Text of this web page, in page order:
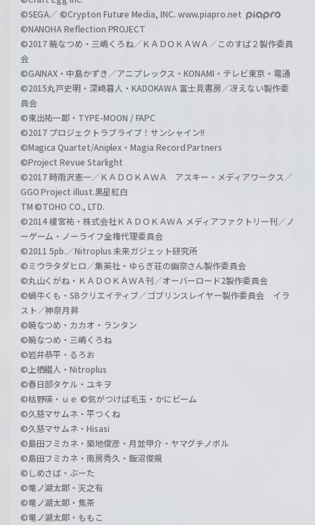
©SEGA／ ©Crypton Future Media, INC. www.piapro.net
©NANOHA Reflection PROJECT
©2017 暁なつめ・三嶋くろね／ＫＡＤＯＫＡＷＡ／このすば２製作委員
会
©GAINAX・中島かずき／アニプレックス・KONAMI・テレビ東京・電通
©2015丸戸史明・深崎暮人・KADOKAWA 富士見書房／冴えない製作委
員会
©東出祐一郎・TYPE-MOON / FAPC
©2017 プロジェクトラブライブ！サンシャイン!!
©Magica Quartet/Aniplex・Magia Record Partners
©Project Revue Starlight
©2017 時雨沢恵一／ＫＡＤＯＫＡＷＡ アスキー・メディアワークス／
GGO Project illust.黒星紅白
TM ©TOHO CO., LTD.
©2014 榎宮祐・株式会社ＫＡＤＯＫＡＷＡ メディアファクトリー刊／ノ
ーゲーム・ノーライフ全権代理委員会
©2011 5pb.／Nitroplus 未来ガジェット研究所
©ミウラタダヒロ／集英社・ゆらぎ荘の幽奈さん製作委員会
©丸山くがね・ＫＡＤＯＫＡＷＡ刊／オーバーロード2製作委員会
©蝸牛くも・SBクリエイティブ／ゴブリンスレイヤー製作委員会 イラ
スト／神奈月昇
©暁なつめ・カカオ・ランタン
©暁なつめ・三嶋くろね
©岩井恭平・るろお
©上栖綴人・Nitroplus
©春日部タケル・ユキヲ
©枯野瑛・ｕｅ ©気がつけば毛玉・かにビーム
©久慈マサムネ・平つくね
©久慈マサムネ・Hisasi
©島田フミカネ・築地俊彦・月並甲介・ヤマグチノボル
©島田フミカネ・南房秀久・飯沼俊規
©しめさば・ぶーた
©竜ノ湖太郎・天之有
©竜ノ湖太郎・焦茶
©竜ノ湖太郎・ももこ